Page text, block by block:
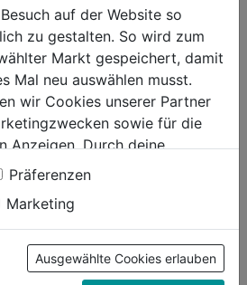
1,5 kW (2,0 PS)
230 V
230 l/min
140/130 l/min
direkt
nein
2
1450 U/min
auf der Website so
zu gestalten. So wird zum
Markt gespeichert, damit
Mal neu auswählen musst.
wir Cookies unserer Partner
sowie für die
Anzeigen. Durch deine
Daten von Drittanbieter,
in den USA, verarbeitet.
erlauben" stimmst du
Cookies zu. Unter "Details
alle Infos zu den
unter "Cookies
Präferenzen
Marketing
Ausgewählte Cookies erlauben